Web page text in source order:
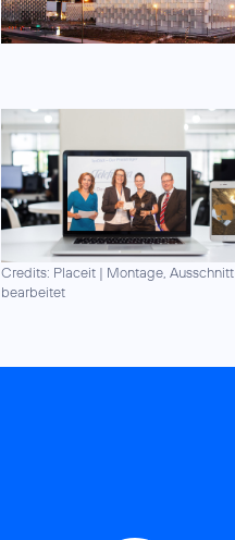
Credits: Placeit | Montage, Ausschnitt
bearbeitet